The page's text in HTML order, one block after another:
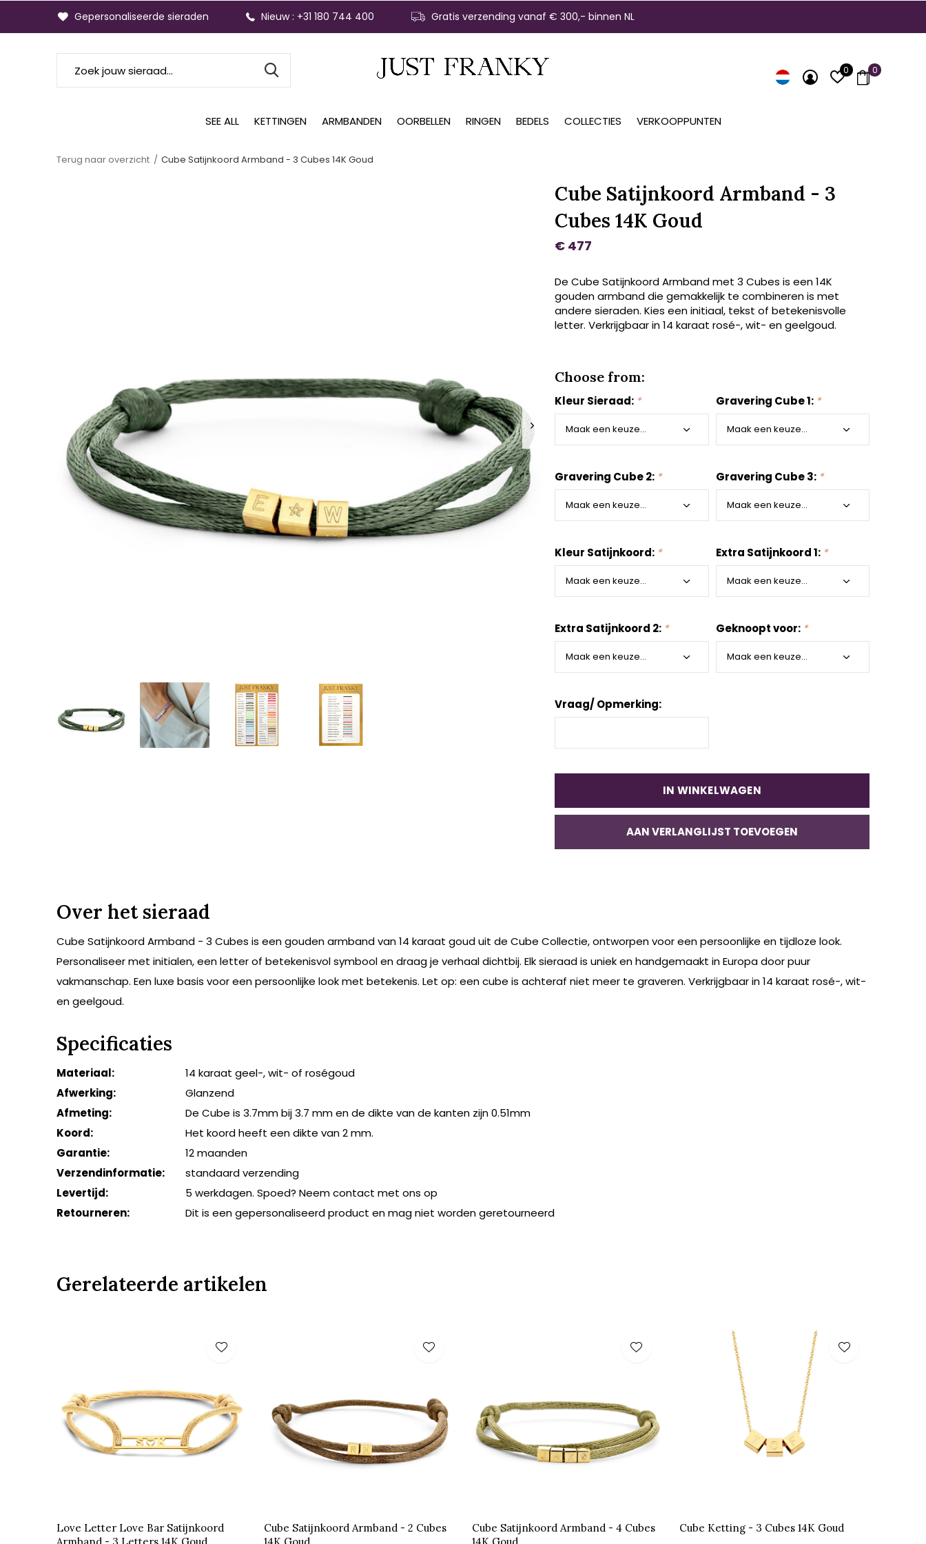
SEE ALL KETTINGEN ARMBANDEN OORBELLEN RINGEN BEDELS COLLECTIES VERKOOPPUNTEN
0 0
Gepersonaliseerde sieraden Nieuw : +31 180 744 400 Gratis verzending vanaf € 300,- binnen NL
Terug naar overzicht Cube Satijnkoord Armband - 3 Cubes 14K Goud
Cube Satijnkoord Armband - 3
Cubes 14K Goud
€ 477
De Cube Satijnkoord Armband met 3 Cubes is een 14K
gouden armband die gemakkelijk te combineren is met
andere sieraden. Kies een initiaal, tekst of betekenisvolle
letter. Verkrijgbaar in 14 karaat rosé-, wit- en geelgoud.
Choose from:
Kleur Sieraad: * Gravering Cube 1: *
Gravering Cube 2: * Gravering Cube 3: *
Kleur Satijnkoord: * Extra Satijnkoord 1: *
Extra Satijnkoord 2: * Geknoopt voor: *
Vraag/ Opmerking:
IN WINKELWAGEN
AAN VERLANGLIJST TOEVOEGEN
Over het sieraad
Cube Satijnkoord Armband - 3 Cubes is een gouden armband van 14 karaat goud uit de Cube Collectie, ontworpen voor een persoonlijke en tijdloze look.
Personaliseer met initialen, een letter of betekenisvol symbool en draag je verhaal dichtbij. Elk sieraad is uniek en handgemaakt in Europa door puur
vakmanschap. Een luxe basis voor een persoonlijke look met betekenis. Let op: een cube is achteraf niet meer te graveren. Verkrijgbaar in 14 karaat rosé-, wit-
en geelgoud.
Specificaties
Materiaal:
14 karaat geel-, wit- of roségoud
Afwerking:
Glanzend
Afmeting:
De Cube is 3.7mm bij 3.7 mm en de dikte van de kanten zijn 0.51mm
Koord:
Het koord heeft een dikte van 2 mm.
Garantie:
12 maanden
Verzendinformatie:
standaard verzending
Levertijd:
5 werkdagen. Spoed? Neem contact met ons op
Retourneren:
Dit is een gepersonaliseerd product en mag niet worden geretourneerd
Gerelateerde artikelen
Love Letter Love Bar Satijnkoord
Cube Satijnkoord Armband - 2 Cubes
Cube Satijnkoord Armband - 4 Cubes
Cube Ketting - 3 Cubes 14K Goud